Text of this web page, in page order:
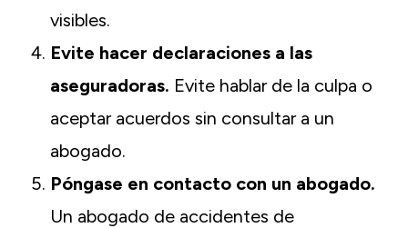
visibles.
Evite hacer declaraciones a las
aseguradoras. Evite hablar de la culpa o
aceptar acuerdos sin consultar a un
abogado.
Póngase en contacto con un abogado.
Un abogado de accidentes de